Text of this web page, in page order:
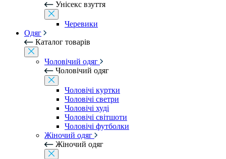
Унісекс взуття
Черевики
Одяг
Каталог товарів
Чоловічий одяг
Чоловічий одяг
Чоловічі куртки
Чоловічі светри
Чоловічі худі
Чоловічі світшоти
Чоловічі футболки
Жіночий одяг
Жіночий одяг